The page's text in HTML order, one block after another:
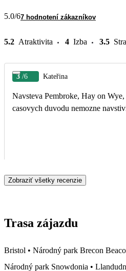
5.0/67 hodnotení zákazníkov
5.2 Atraktivita 4 Izba 3.5
3 /6 Kateřina
Navsteva Pembroke, Hay on
casovych duvodu nemozne
Zobraziť všetky recenzie
Trasa zájazdu
Bristol • Národný park Brecon
Národný park Snowdonia •